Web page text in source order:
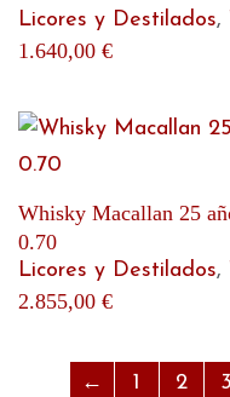
Licores y Destilados,
1.640,00 €
Whisky Macallan 25
0.70
Licores y Destilados,
2.855,00 €
← 1 2 3